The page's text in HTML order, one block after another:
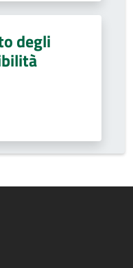
degli